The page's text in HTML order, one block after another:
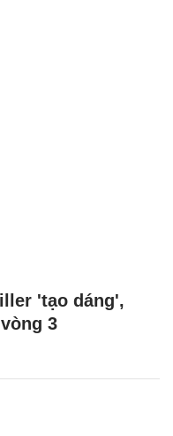
'tạo dáng',
3